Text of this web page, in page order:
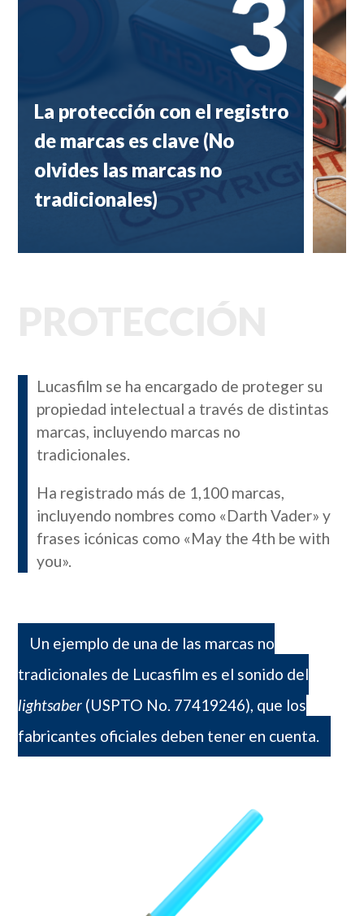
La protección con el registro
de marcas es clave (No
olvides las marcas no
tradicionales)
Lucasfilm se ha encargado de proteger su
propiedad intelectual a través de distintas
marcas, incluyendo marcas no
tradicionales.
Ha registrado más de 1,100 marcas,
incluyendo nombres como «Darth Vader» y
frases icónicas como «May the 4th be with
you».
Un ejemplo de una de las marcas no
tradicionales de Lucasfilm es el sonido del
lightsaber (USPTO No. 77419246), que los
fabricantes oficiales deben tener en cuenta.